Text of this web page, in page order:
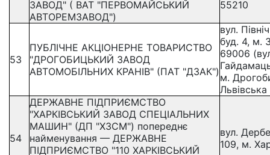
ЗАВОД" ( ВАТ "ПЕРВОМАЙСЬКИЙ
АВТОРЕМЗАВОД")
55210
53
ПУБЛІЧНЕ АКЦІОНЕРНЕ ТОВАРИСТВО
"ДРОГОБИЦЬКИЙ ЗАВОД
АВТОМОБІЛЬНИХ КРАНІВ" (ПАТ "ДЗАК")
вул.
буд. 4, м.
69006
м.
54
ДЕРЖАВНЕ ПІДПРИЄМСТВО
"ХАРКІВСЬКИЙ ЗАВОД СПЕЦІАЛЬНИХ
МАШИН" (ДП "ХЗСМ") попереднє
найменування — ДЕРЖАВНЕ
ПІДПРИЄМСТВО "110 ХАРКІВСЬКИЙ
вул.
109, м.